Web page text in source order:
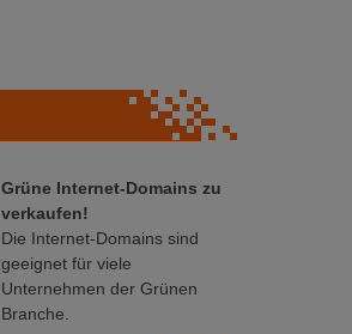
Grüne Internet-Domains zu
verkaufen!
Die Internet-Domains sind
geeignet für viele
Unternehmen der Grünen
Branche.